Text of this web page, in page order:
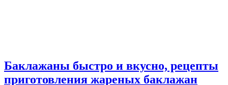
Баклажаны быстро и вкусно, рецепты
приготовления жареных баклажан